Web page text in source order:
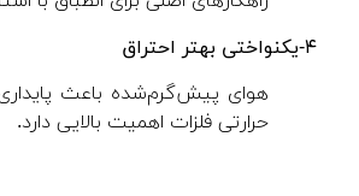
۴-یکنواختی بهتر احتراق
هوای پیش‌گرم‌شده باعث
حرارتی فلزات اهمیت بالایی دارد.